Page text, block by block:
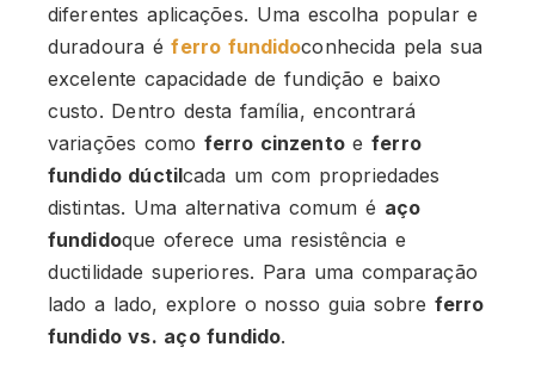
diferentes aplicações. Uma escolha popular e
duradoura éferro fundidoconhecida pela sua
excelente capacidade de fundição e baixo
custo. Dentro desta família, encontrará
variações como ferro cinzentoeferro
fundido dúctilcada um com propriedades
distintas. Uma alternativa comum é aço
fundidoque oferece uma resistência e
ductilidade superiores. Para uma comparação
lado a lado, explore o nosso guia sobre ferro
fundido vs. aço fundido.